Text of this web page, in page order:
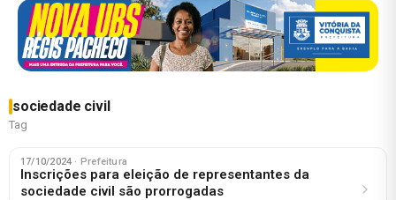
sociedade civil
Tag
17/10/2024 · Prefeitura
Inscrições para eleição de representantes da
sociedade civil são prorrogadas